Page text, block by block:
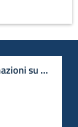
la qualità dei loro
offre:
su questa